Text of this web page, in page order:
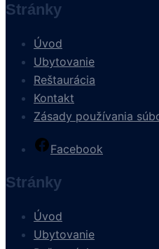
Stránky
Úvod
Ubytovanie
Reštaurácia
Kontakt
Zásady používania
Facebook
Stránky
Úvod
Ubytovanie